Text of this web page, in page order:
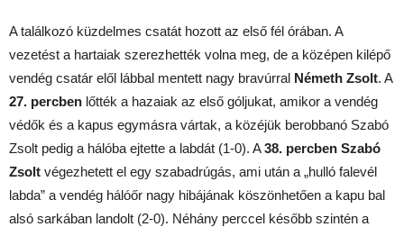
A találkozó küzdelmes csatát hozott az első fél órában. A
vezetést a hartaiak szerezhették volna meg, de a középen kilépő
vendég csatár elől lábbal mentett nagy bravúrral Németh Zsolt. A
27. percben lőtték a hazaiak az első góljukat, amikor a vendég
védők és a kapus egymásra vártak, a közéjük berobbanó Szabó
Zsolt pedig a hálóba ejtette a labdát (1-0). A38. percben Szabó
Zsolt végezhetett el egy szabadrúgás, ami után a „hulló falevél
labda” a vendég hálóőr nagy hibájának köszönhetően a kapu bal
alsó sarkában landolt (2-0). Néhány perccel később szintén a